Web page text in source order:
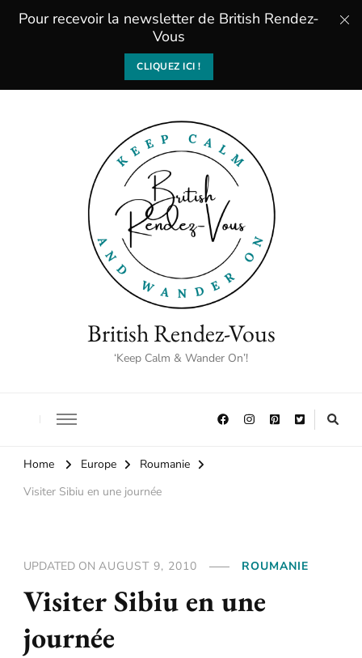
Pour recevoir la newsletter de British Rendez-
Vous
CLIQUEZ ICI !
British Rendez-Vous
‘Keep Calm & Wander On’!
Home Europe
Roumanie
Visiter Sibiu en une journée
UPDATED ON AUGUST 9, 2010 ROUMANIE
Visiter Sibiu en une
journée